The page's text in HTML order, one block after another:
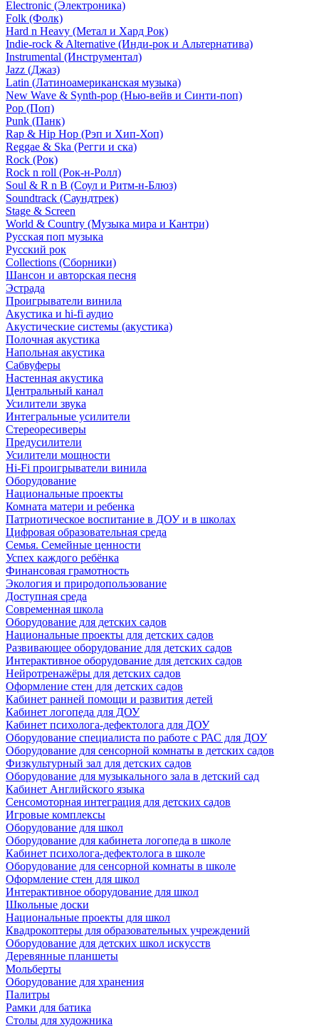
Electronic (Электроника)
Folk (Фолк)
Hard n Heavy (Метал и Хард Рок)
Indie-rock & Alternative (Инди-рок и Альтернатива)
Instrumental (Инструментал)
Jazz (Джаз)
Latin (Латиноамериканская музыка)
New Wave & Synth-pop (Нью-вейв и Синти-поп)
Pop (Поп)
Punk (Панк)
Rap & Hip Hop (Рэп и Хип-Хоп)
Reggae & Ska (Регги и ска)
Rock (Рок)
Rock n roll (Рок-н-Ролл)
Soul & R n B (Соул и Ритм-н-Блюз)
Soundtrack (Саундтрек)
Stage & Screen
World & Country (Музыка мира и Кантри)
Русская поп музыка
Русский рок
Сollections (Сборники)
Шансон и авторская песня
Эстрада
Проигрыватели винила
Акустика и hi-fi аудио
Акустические системы (акустика)
Полочная акустика
Напольная акустика
Сабвуферы
Настенная акустика
Центральный канал
Усилители звука
Интегральные усилители
Стереоресиверы
Предусилители
Усилители мощности
Hi-Fi проигрыватели винила
Оборудование
Национальные проекты
Комната матери и ребенка
Патриотическое воспитание в ДОУ и в школах
Цифровая образовательная среда
Семья. Семейные ценности
Успех каждого ребёнка
Финансовая грамотность
Экология и природопользование
Доступная среда
Современная школа
Оборудование для детских садов
Национальные проекты для детских садов
Развивающее оборудование для детских садов
Интерактивное оборудование для детских садов
Нейротренажёры для детских садов
Оформление стен для детских садов
Кабинет ранней помощи и развития детей
Кабинет логопеда для ДОУ
Кабинет психолога-дефектолога для ДОУ
Оборудование специалиста по работе с РАС для ДОУ
Оборудование для сенсорной комнаты в детских садов
Физкультурный зал для детских садов
Оборудование для музыкального зала в детский сад
Кабинет Английского языка
Сенсомоторная интеграция для детских садов
Игровые комплексы
Оборудование для школ
Оборудование для кабинета логопеда в школе
Кабинет психолога-дефектолога в школе
Оборудование для сенсорной комнаты в школе
Оформление стен для школ
Интерактивное оборудование для школ
Школьные доски
Национальные проекты для школ
Квадрокоптеры для образовательных учреждений
Оборудование для детских школ искусств
Деревянные планшеты
Мольберты
Оборудование для хранения
Палитры
Рамки для батика
Столы для художника